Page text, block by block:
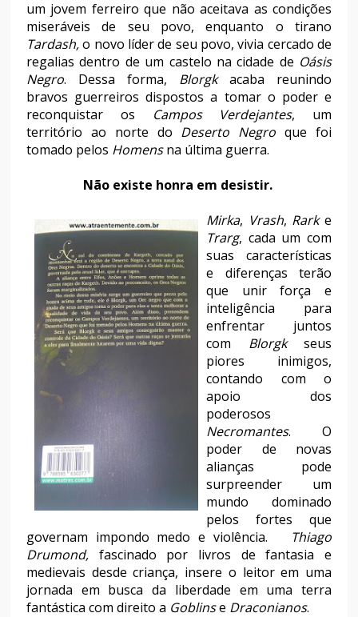
um jovem ferreiro que não aceitava as condições
miseráveis de seu povo, enquanto o tirano
Tardash,o novo líder de seu povo, vivia cercado de
regalias dentro de um castelo na cidade de Oásis
Negro. Dessa forma, Blorgk acaba reunindo
bravos guerreiros dispostos a tomar o poder e
reconquistar os
Campos Verdejantes, um
território ao norte do Deserto Negro que foi
tomado pelos Homensna última guerra.
Não existe honra em desistir.
Mirka, Vrash, Rarke
Trarg, cada um com
suas características
e diferenças terão
que unir força e
inteligência para
enfrentar juntos
com Blorgk seus
piores inimigos,
contando com o
apoio dos
poderosos
Necromantes. O
poder de novas
alianças pode
surpreender um
mundo dominado
pelos fortes que
governam impondo medo e violência. Thiago
Drumond, fascinado por livros de fantasia e
medievais desde criança, insere o leitor em uma
jornada em busca da liberdade em uma terra
fantástica com direito a Goblinse Draconianos.